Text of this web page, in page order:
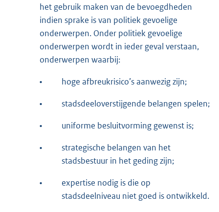
het gebruik maken van de bevoegdheden
indien sprake is van politiek gevoelige
onderwerpen. Onder politiek gevoelige
onderwerpen wordt in ieder geval verstaan,
onderwerpen waarbij:
• hoge afbreukrisico’s aanwezig zijn;
• stadsdeeloverstijgende belangen spelen;
• uniforme besluitvorming gewenst is;
•
strategische belangen van het
stadsbestuur in het geding zijn;
•
expertise nodig is die op
stadsdeelniveau niet goed is ontwikkeld.